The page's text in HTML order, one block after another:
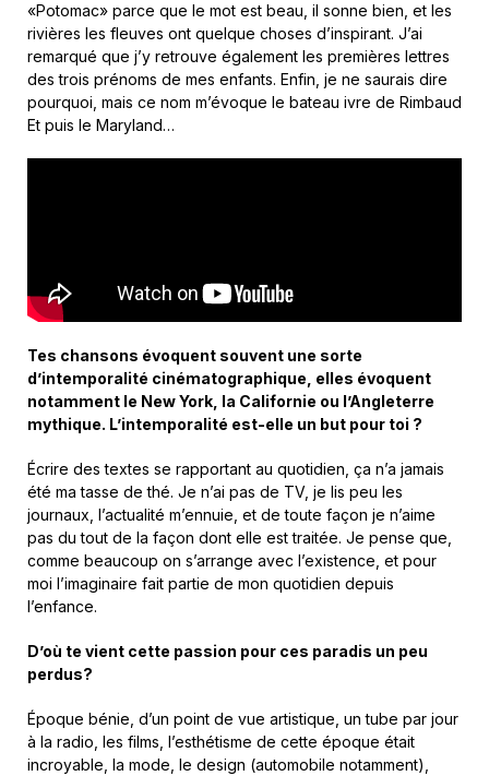
«Potomac» parce que le mot est beau, il sonne bien, et les
rivières les fleuves ont quelque choses d’inspirant. J’ai
remarqué que j’y retrouve également les premières lettres
des trois prénoms de mes enfants. Enfin, je ne saurais dire
pourquoi, mais ce nom m’évoque le bateau ivre de Rimbaud
Et puis le Maryland…
Tes chansons évoquent souvent une sorte
d’intemporalité cinématographique, elles évoquent
notamment le New York, la Californie ou l’Angleterre
mythique. L’intemporalité est-elle un but pour toi ?
Écrire des textes se rapportant au quotidien, ça n’a jamais
été ma tasse de thé. Je n’ai pas de TV, je lis peu les
journaux, l’actualité m’ennuie, et de toute façon je n’aime
pas du tout de la façon dont elle est traitée. Je pense que,
comme beaucoup on s’arrange avec l’existence, et pour
moi l’imaginaire fait partie de mon quotidien depuis
l’enfance.
D’où te vient cette passion pour ces paradis un peu
perdus?
Époque bénie, d’un point de vue artistique, un tube par jour
à la radio, les films, l’esthétisme de cette époque était
incroyable, la mode, le design (automobile notamment),